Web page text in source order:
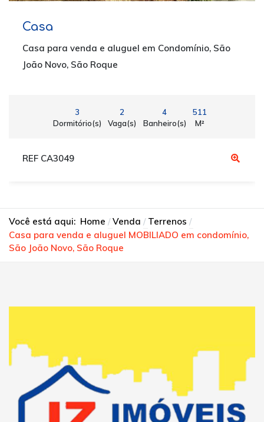
Casa
Casa para venda e aluguel em Condomínio, São
João Novo, São Roque
3
Dormitório(s)
2
Vaga(s)
4
Banheiro(s)
511
M²
REF CA3049
Você está aqui: Home Venda
Terrenos
Casa para venda e aluguel MOBILIADO em condomínio,
São João Novo, São Roque